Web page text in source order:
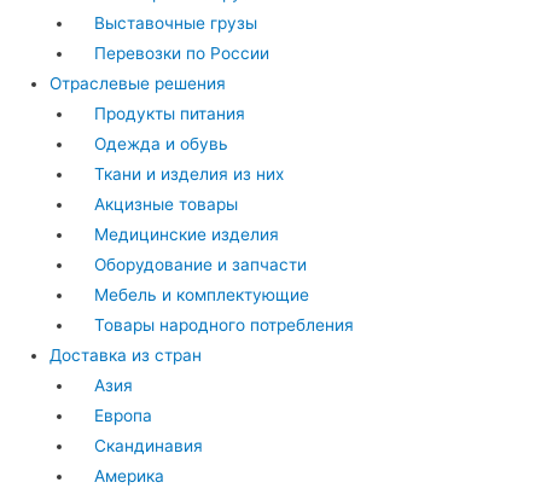
Выставочные грузы
Перевозки по России
Отраслевые решения
Продукты питания
Одежда и обувь
Ткани и изделия из них
Акцизные товары
Медицинские изделия
Оборудование и запчасти
Мебель и комплектующие
Товары народного потребления
Доставка из стран
Азия
Европа
Скандинавия
Америка